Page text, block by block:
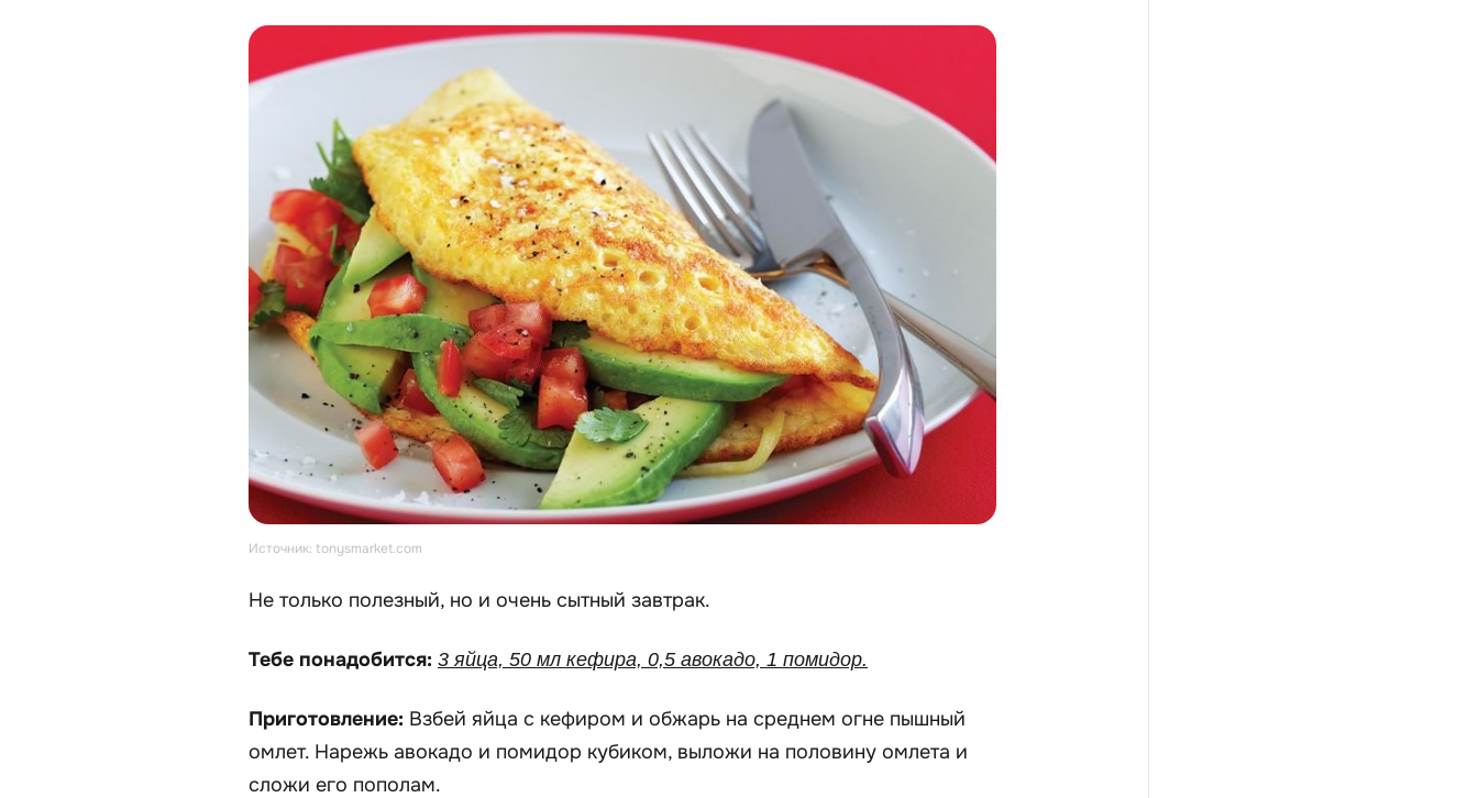
Источник: tonysmarket.com
Не только полезный, но и очень сытный завтрак.
Тебе понадобится: 3 яйца, 50 мл кефира, 0,5 авокадо, 1 помидор.
Приготовление: Взбей яйца с кефиром и обжарь на среднем огне пышный
омлет. Нарежь авокадо и помидор кубиком, выложи на половину омлета и
сложи его пополам.